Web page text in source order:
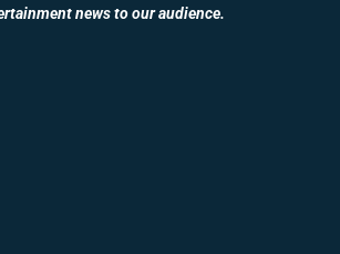
news to our audience.